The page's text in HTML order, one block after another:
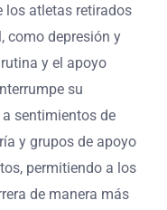
los atletas retirados
como depresión y
y el apoyo
su
sentimientos de
y grupos de apoyo
permitiendo a los
de manera más